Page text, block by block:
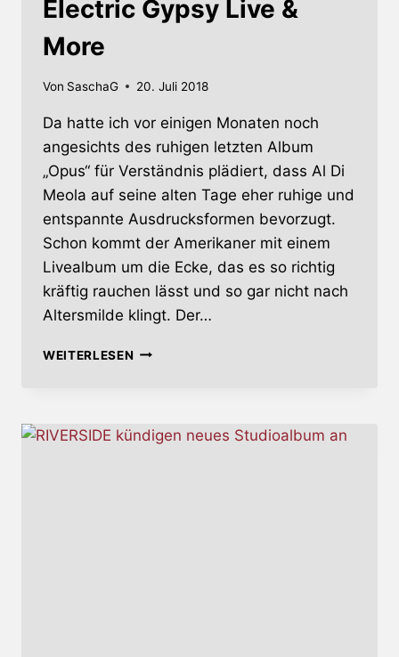
Electric Gypsy Live &
More
Von SaschaG 20. Juli 2018
Da hatte ich vor einigen Monaten noch
angesichts des ruhigen letzten Album
„Opus“ für Verständnis plädiert, dass Al Di
Meola auf seine alten Tage eher ruhige und
entspannte Ausdrucksformen bevorzugt.
Schon kommt der Amerikaner mit einem
Livealbum um die Ecke, das es so richtig
kräftig rauchen lässt und so gar nicht nach
Altersmilde klingt. Der…
WEITERLESENELECTRIC